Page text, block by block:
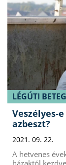
LÉGÚTI
Veszélyes-
azbeszt?
2021. 09. 22.
A hetvenes